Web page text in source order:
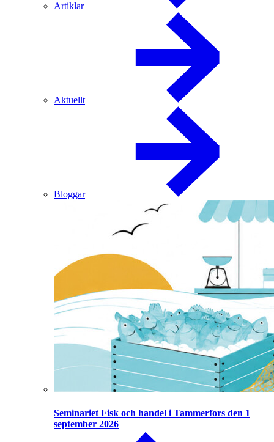
Artiklar
Aktuellt
Bloggar
Seminariet Fisk och handel i Tammerfors den 1
september 2026